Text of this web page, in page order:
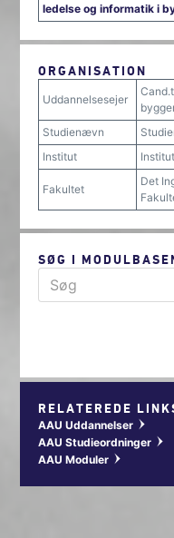
ledelse og informatik i
ORGANISATION
Uddannelsesejer
Studienævn
Institut
Fakultet
Det
SØG I
RELATEREDE
AAU Uddannelser w
AAU Studieordninger w
AAU Moduler w